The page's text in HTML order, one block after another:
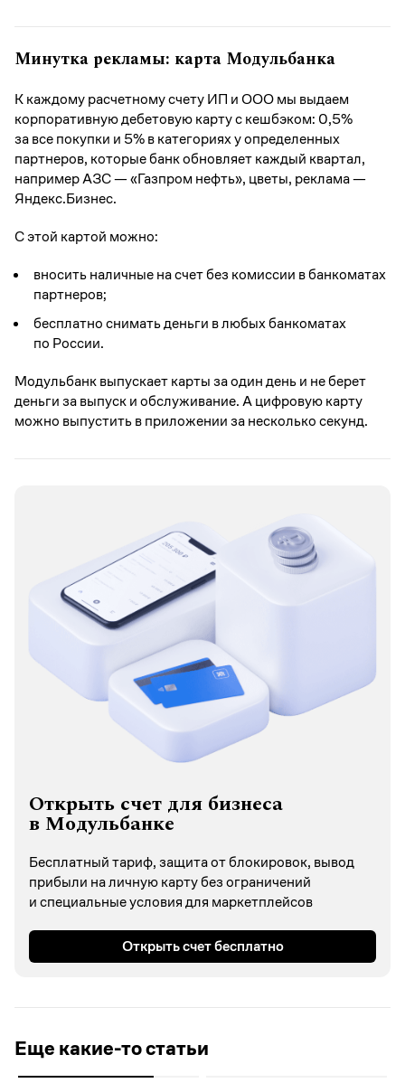
Минутка рекламы: карта Модульбанка
К каждому расчетному счету ИП и ООО мы выдаем
корпоративную дебетовую карту с кешбэком: 0,5%
за все покупки и 5% в категориях у определенных
партнеров, которые банк обновляет каждый квартал,
например АЗС — «Газпром нефть», цветы, реклама —
Яндекс.Бизнес.
С этой картой можно:
вносить наличные на счет без комиссии в банкоматах
партнеров;
бесплатно снимать деньги в любых банкоматах
по России.
Модульбанк выпускает карты за один день и не берет
деньги за выпуск и обслуживание. А цифровую карту
можно выпустить в приложении за несколько секунд.
Открыть счет для бизнеса
в Модульбанке
Бесплатный тариф, защита от блокировок, вывод
прибыли на личную карту без ограничений
и специальные условия для маркетплейсов
Открыть счет бесплатно
Еще какие-то статьи